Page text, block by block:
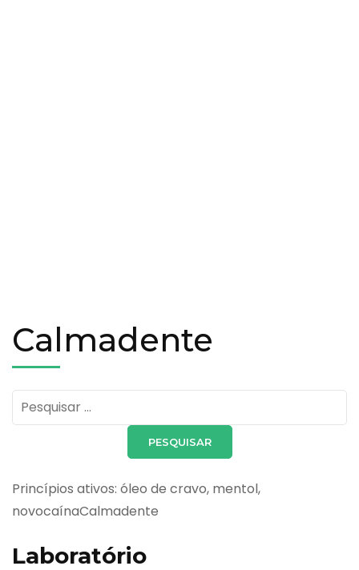
Calmadente
Pesquisar
por:
Princípios ativos: óleo de cravo, mentol,
novocaínaCalmadente
Laboratório